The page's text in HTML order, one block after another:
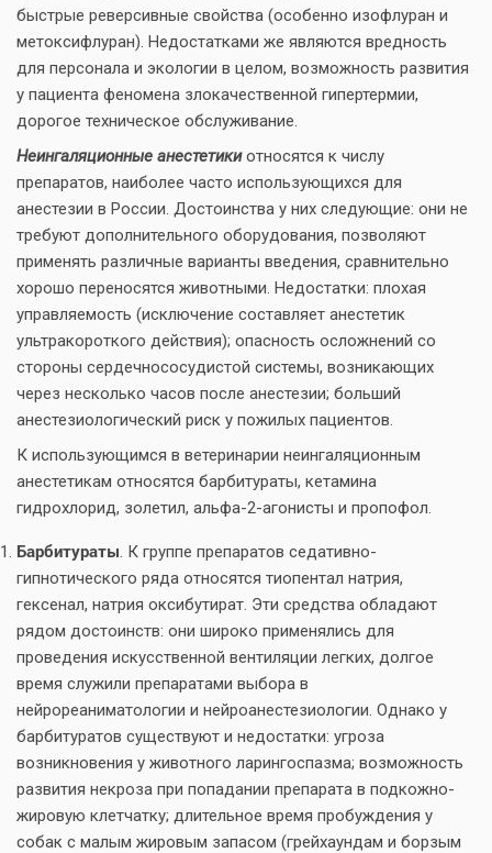
быстрые реверсивные свойства (особенно изофлуран и
метоксифлуран). Недостатками же являются вредность
для персонала и экологии в целом, возможность развития
у пациента феномена злокачественной гипертермии,
дорогое техническое обслуживание.
Неингаляционные анестетикиотносятся к числу
препаратов, наиболее часто использующихся для
анестезии в России. Достоинства у них следующие: они не
требуют дополнительного оборудования, позволяют
применять различные варианты введения, сравнительно
хорошо переносятся животными. Недостатки: плохая
управляемость (исключение составляет анестетик
ультракороткого действия); опасность осложнений со
стороны сердечнососудистой системы, возникающих
через несколько часов после анестезии; больший
анестезиологический риск у пожилых пациентов.
К использующимся в ветеринарии неингаляционным
анестетикам относятся барбитураты, кетамина
гидрохлорид, золетил, альфа-2-агонисты и пропофол.
Барбитураты. К группе препаратов седативно-
гипнотического ряда относятся тиопентал натрия,
гексенал, натрия оксибутират. Эти средства обладают
рядом достоинств: они широко применялись для
проведения искусственной вентиляции легких, долгое
время служили препаратами выбора в
нейрореаниматологии и нейроанестезиологии. Однако у
барбитуратов существуют и недостатки: угроза
возникновения у животного ларингоспазма; возможность
развития некроза при попадании препарата в подкожно-
жировую клетчатку; длительное время пробуждения у
собак с малым жировым запасом (грейхаундам и борзым